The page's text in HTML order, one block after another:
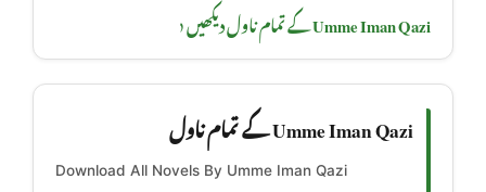
Umme Iman Qazi کے تمام ناول دیکھیں ‹
Umme Iman Qazi کے تمام ناول
Download All Novels By Umme Iman Qazi